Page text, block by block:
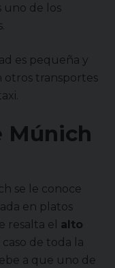
uno de los
es pequeña y
otros transportes
Múnich
se le conoce
en platos
resalta el alto
caso de toda la
a que uno de